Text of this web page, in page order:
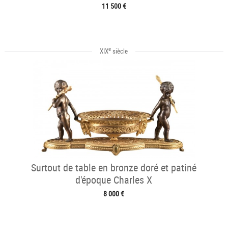
11 500 €
XIXe siècle
Surtout de table en bronze doré et patiné
d'époque Charles X
8 000 €